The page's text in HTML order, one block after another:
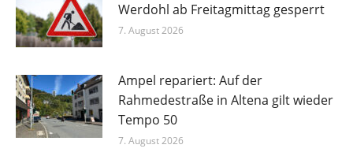
Werdohl ab Freitagmittag gesperrt
7. August 2026
Ampel repariert: Auf der
Rahmedestraße in Altena gilt wieder
Tempo 50
7. August 2026